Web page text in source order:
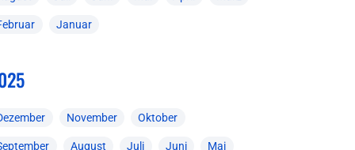
Januar
November Oktober
August Juli Juni Mai